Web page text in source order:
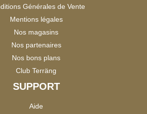
Générales de Vente
Mentions légales
Nos magasins
Nos partenaires
Nos bons plans
Club Terräng
SUPPORT
Aide